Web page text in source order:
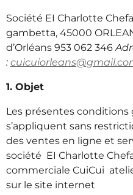
Société EI Charlotte
gambetta, 45000
d’Orléans 953 062 346
:
1. Objet
Les présentes conditions
s’appliquent sans
des ventes en ligne et
société EI Charlotte
commerciale CuiCui
sur le site internet